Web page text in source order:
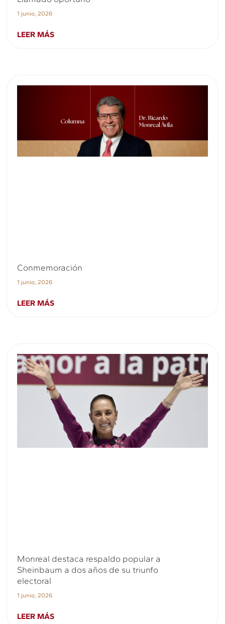
1 junio, 2026
LEER MÁS
Conmemoración
1 junio, 2026
LEER MÁS
Monreal destaca respaldo popular a
Sheinbaum a dos años de su triunfo
electoral
1 junio, 2026
LEER MÁS